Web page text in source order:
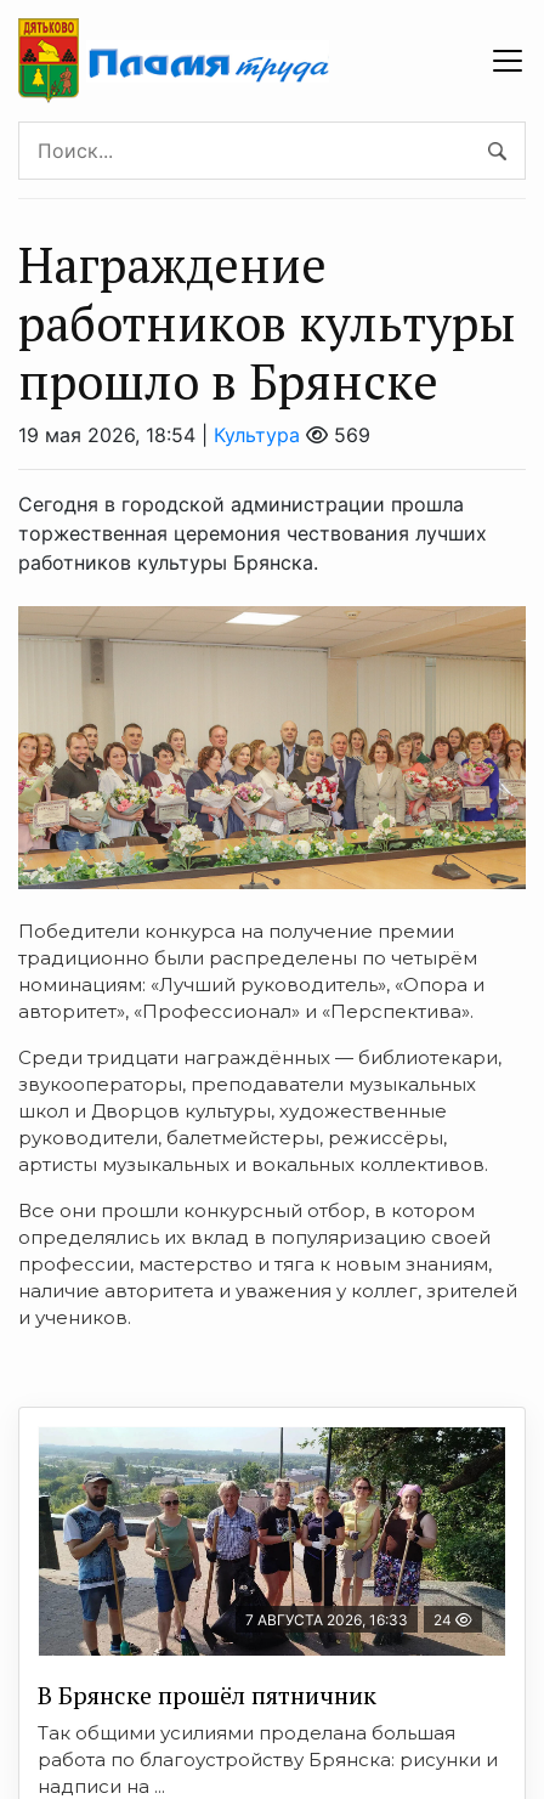
Награждение
работников культуры
прошло в Брянске
19 мая 2026, 18:54 | Культура 569
Сегодня в городской администрации прошла
торжественная церемония чествования лучших
работников культуры Брянска.
Победители конкурса на получение премии
традиционно были распределены по четырём
номинациям: «Лучший руководитель», «Опора и
авторитет», «Профессионал» и «Перспектива».
Среди тридцати награждённых — библиотекари,
звукооператоры, преподаватели музыкальных
школ и Дворцов культуры, художественные
руководители, балетмейстеры, режиссёры,
артисты музыкальных и вокальных коллективов.
Все они прошли конкурсный отбор, в котором
определялись их вклад в популяризацию своей
профессии, мастерство и тяга к новым знаниям,
наличие авторитета и уважения у коллег, зрителей
и учеников.
7 АВГУСТА 2026, 16:33 24
В Брянске прошёл пятничник
Так общими усилиями проделана большая
работа по благоустройству Брянска: рисунки и
надписи на ...